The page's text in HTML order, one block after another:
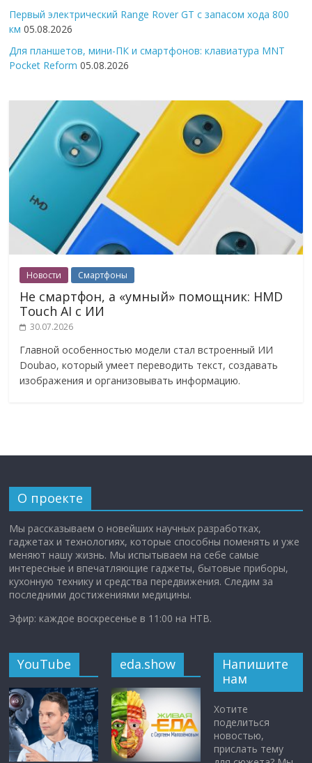
Первый электрический Range Rover GT с запасом хода 800
км 05.08.2026
Для планшетов, мини-ПК и смартфонов: клавиатура MNT
Pocket Reform 05.08.2026
Новости Смартфоны
Не смартфон, а «умный» помощник: HMD
Touch AI с ИИ
30.07.2026
Главной особенностью модели стал встроенный ИИ
Doubao, который умеет переводить текст, создавать
изображения и организовывать информацию.
О проекте
Мы рассказываем о новейших научных разработках,
гаджетах и технологиях, которые способны поменять и уже
меняют нашу жизнь. Мы испытываем на себе самые
интересные и впечатляющие гаджеты, бытовые приборы,
кухонную технику и средства передвижения. Следим за
последними достижениями медицины.
Эфир: каждое воскресенье в 11:00 на НТВ.
YouTube eda.show
Напишите
нам
Хотите
поделиться
новостью,
прислать тему